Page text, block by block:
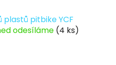
plastů pitbike YCF
odesíláme (4 ks)